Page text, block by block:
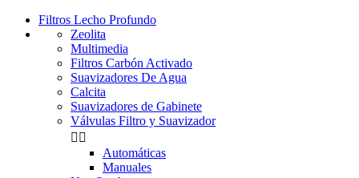
Filtros Lecho Profundo
Zeolita
Multimedia
Filtros Carbón Activado
Suavizadores De Agua
Calcita
Suavizadores de Gabinete
Válvulas Filtro y Suavizador
 
Automáticas
Manuales